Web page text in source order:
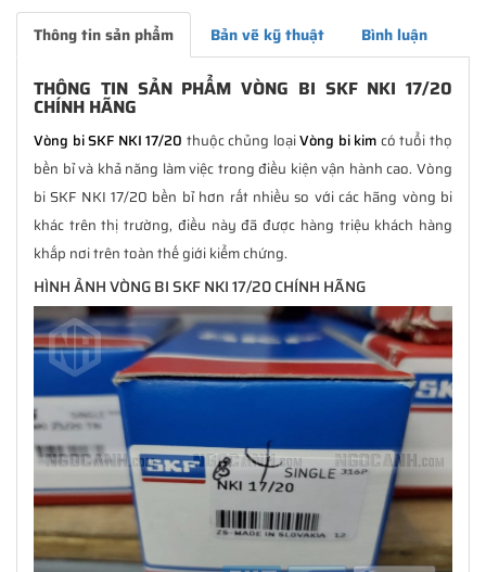
Thông tin sản phẩm Bản vẽ kỹ thuật Bình luận
THÔNG TIN SẢN PHẨM VÒNG BI SKF NKI 17/20
CHÍNH HÃNG
Vòng bi SKF NKI 17/20 thuộc chủng loạiVòng bi kimcó tuổi thọ
bền bỉ và khả năng làm việc trong điều kiện vận hành cao. Vòng
bi SKF NKI 17/20 bền bỉ hơn rất nhiều so với các hãng vòng bi
khác trên thị trường, điều này đã được hàng triệu khách hàng
khắp nơi trên toàn thế giới kiểm chứng.
HÌNH ẢNH VÒNG BI SKF NKI 17/20 CHÍNH HÃNG